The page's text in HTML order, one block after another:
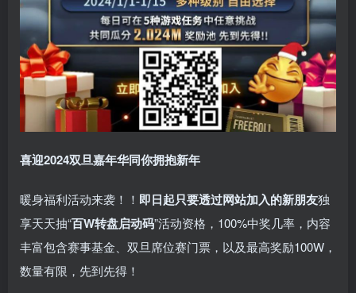
喜迎2024双旦嘉年华同你拥抱新年
暖身福利活动来袭！！ 即日起只要透过网站加入的新朋友独
享天天抽“百W转盘启动码”活动资格，100%中奖几率，内容
丰富包含赛事基金、双旦席位赛门票，以及最高奖励100W，
数量有限，先到先得！